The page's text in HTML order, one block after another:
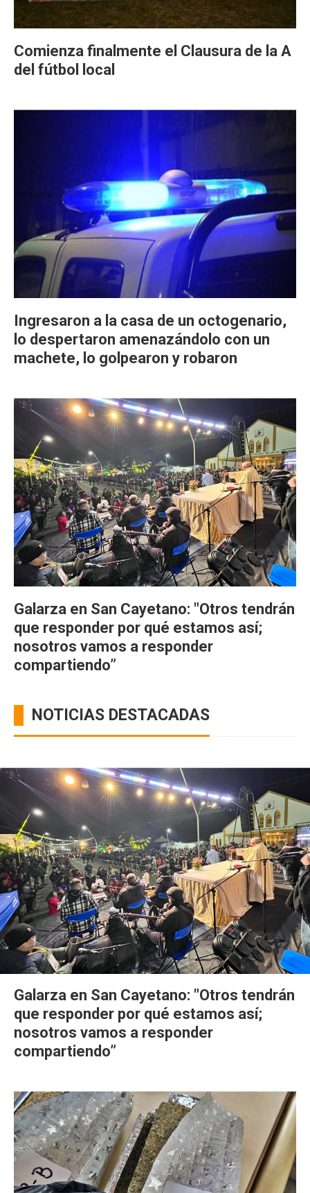
Comienza finalmente el Clausura de la A
del fútbol local
Ingresaron a la casa de un octogenario,
lo despertaron amenazándolo con un
machete, lo golpearon y robaron
Galarza en San Cayetano: "Otros tendrán
que responder por qué estamos así;
nosotros vamos a responder
compartiendo”
NOTICIAS DESTACADAS
Galarza en San Cayetano: "Otros tendrán
que responder por qué estamos así;
nosotros vamos a responder
compartiendo”